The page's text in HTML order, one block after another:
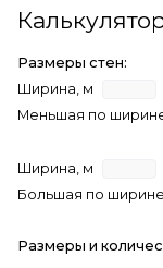
Размеры стен:
Ширина, м
Меньшая по
Ширина, м
Большая по
Размеры и